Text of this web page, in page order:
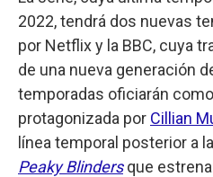
2022, tendrá dos nuevas
por Netflix y la BBC, cuya
de una nueva generación
temporadas oficiarán
protagonizada por Cillian
línea temporal posterior a la
Peaky Blindersque